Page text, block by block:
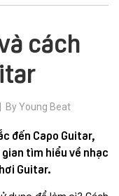
cách
By Young Beat
đến Capo Guitar,
tìm hiểu về nhạc
Guitar.